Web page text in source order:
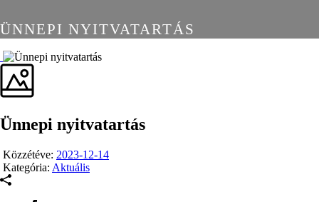
ÜNNEPI NYITVATARTÁS
Ünnepi nyitvatartás
Közzétéve: 2023-12-14
Kategória: Aktuális